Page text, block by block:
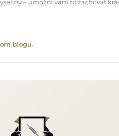
– umožní vám to zachovať
blogu.